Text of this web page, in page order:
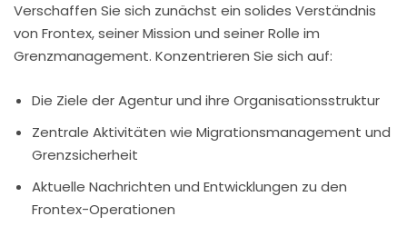
Verschaffen Sie sich zunächst ein solides Verständnis
von Frontex, seiner Mission und seiner Rolle im
Grenzmanagement. Konzentrieren Sie sich auf:
Die Ziele der Agentur und ihre Organisationsstruktur
Zentrale Aktivitäten wie Migrationsmanagement und
Grenzsicherheit
Aktuelle Nachrichten und Entwicklungen zu den
Frontex-Operationen